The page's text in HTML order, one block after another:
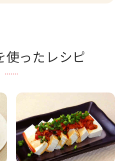
ったレシピ